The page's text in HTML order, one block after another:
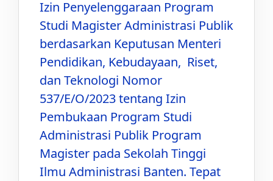
Izin Penyelenggaraan Program
Studi Magister Administrasi Publik
berdasarkan Keputusan Menteri
Pendidikan, Kebudayaan, Riset,
dan Teknologi Nomor
537/E/O/2023 tentang Izin
Pembukaan Program Studi
Administrasi Publik Program
Magister pada Sekolah Tinggi
Ilmu Administrasi Banten. Tepat